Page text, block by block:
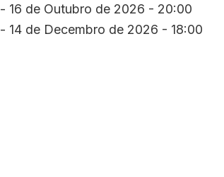
- 16 de Outubro de 2026 - 20:00
- 14 de Decembro de 2026 - 18:00